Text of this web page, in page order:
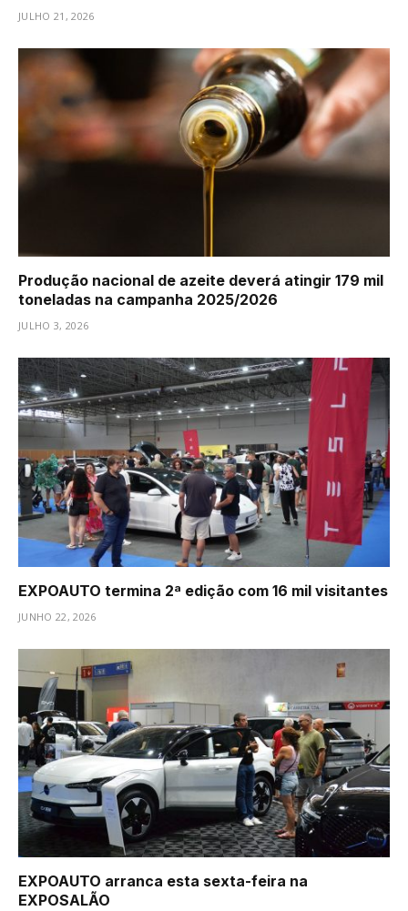
JULHO 21, 2026
Produção nacional de azeite deverá atingir 179 mil
toneladas na campanha 2025/2026
JULHO 3, 2026
EXPOAUTO termina 2ª edição com 16 mil visitantes
JUNHO 22, 2026
EXPOAUTO arranca esta sexta-feira na
EXPOSALÃO